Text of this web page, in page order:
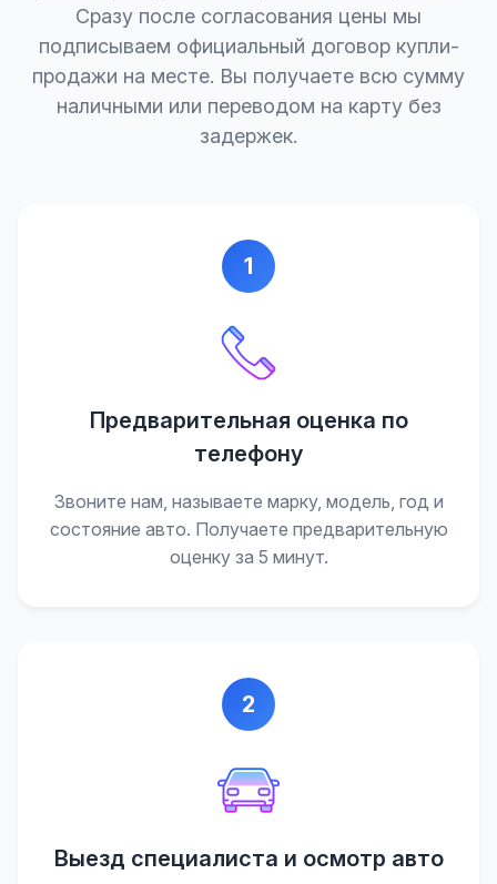
Сразу после согласования цены мы
подписываем официальный договор купли-
продажи на месте. Вы получаете всю сумму
наличными или переводом на карту без
задержек.
1
Предварительная оценка по
телефону
Звоните нам, называете марку, модель, год и
состояние авто. Получаете предварительную
оценку за 5 минут.
2
Выезд специалиста и осмотр авто